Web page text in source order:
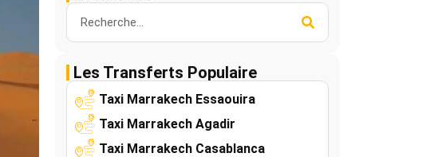
Les Transferts Populaire
Taxi Marrakech Essaouira
Taxi Marrakech Agadir
Taxi Marrakech Casablanca